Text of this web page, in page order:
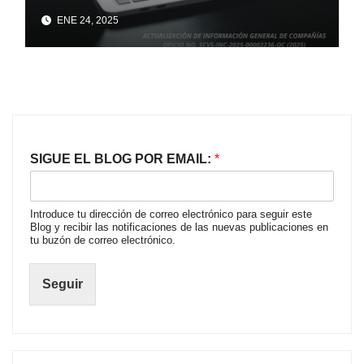
INC-2025-00002236-OC (2025)
ENE 24, 2025
SIGUE EL BLOG POR EMAIL: *
Introduce tu dirección de correo electrónico para seguir este
Blog y recibir las notificaciones de las nuevas publicaciones en
tu buzón de correo electrónico.
Seguir